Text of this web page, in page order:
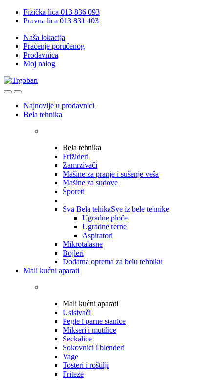
Skip
Skip
Fizička lica 013 836 093
Pravna lica 013 831 403
Naša lokacija
Praćenje poručenog
Prodavnica
Moj nalog
OpenClose
Najnovije u prodavnici
Bela tehnika
Bela tehnika
Frižideri
Zamrzivači
Mašine za pranje i sušenje veša
Mašine za sudove
Šporeti
Sva Bela tehikaSve iz bele tehnike
Ugradne ploče
Ugradne rerne
Aspiratori
Mikrotalasne
Bojleri
Dodatna oprema za belu tehniku
Mali kućni aparati
Mali kućni aparati
Usisivači
Pegle i parne stanice
Mikseri i mutilice
Seckalice
Sokovnici i blenderi
Vage
Tosteri i roštilji
Friteze